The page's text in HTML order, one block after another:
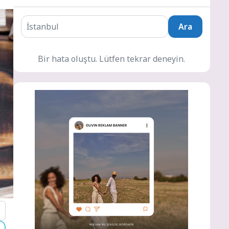
Ara
Bir hata oluştu. Lütfen tekrar deneyin.